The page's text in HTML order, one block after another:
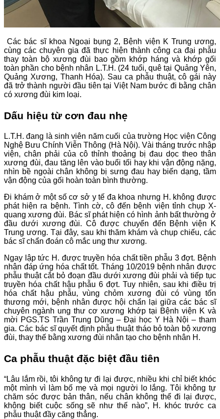
Các bác sĩ khoa Ngoại bụng 2, Bệnh viện K Trung ương,
cùng các chuyên gia đã thực hiện thành công ca đại phẫu
thay toàn bộ xương đùi bao gồm khớp háng và khớp gối
toàn phần cho bệnh nhân L.T.H. (24 tuổi, quê tại Quảng Yên,
Quảng Xương, Thanh Hóa). Sau ca phẫu thuật, cô gái này
đã trở thành người đầu tiên tại Việt Nam bước đi bằng chân
có xương đùi kim loại.
Dấu hiệu từ cơn đau nhẹ
L.T.H. đang là sinh viên năm cuối của trường Học viện Công
Nghệ Bưu Chính Viễn Thông (Hà Nội). Vài tháng trước nhập
viện, chân phải của cô thỉnh thoảng bị đau dọc theo thân
xương đùi, đau tăng lên vào buổi tối hay khi vận động nặng,
nhìn bề ngoài chân không bị sưng đau hay biến dạng, tầm
vận động của gối hoàn toàn bình thường.
Đi khám ở một số cơ sở y tế đa khoa nhưng H. không được
phát hiện ra bệnh. Tình cờ, cô đến bệnh viện tỉnh chụp X-
quang xương đùi. Bác sĩ phát hiện có hình ảnh bất thường ở
đầu dưới xương đùi. Cô được chuyển đến Bệnh viện K
Trung ương. Tại đây, sau khi thăm khám và chụp chiếu, các
bác sĩ chẩn đoán cô mắc ung thư xương.
Ngay lập tức H. được truyền hóa chất tiền phẫu 3 đợt. Bệnh
nhân đáp ứng hóa chất tốt. Tháng 10/2019 bệnh nhân được
phẫu thuật cắt bỏ đoạn đầu dưới xương đùi phải và tiếp tục
truyền hóa chất hậu phẫu 6 đợt. Tuy nhiên, sau khi điều trị
hóa chất hậu phẫu, vùng chỏm xương đùi có vùng tổn
thương mới, bệnh nhân được hội chẩn lại giữa các bác sĩ
chuyên ngành ung thư cơ xương khớp tại Bệnh viện K và
mời PGS.TS Trần Trung Dũng – Đại học Y Hà Nội – tham
gia. Các bác sĩ quyết định phẫu thuật tháo bỏ toàn bộ xương
đùi, thay thế bằng xương đùi nhân tạo cho bệnh nhân H.
Ca phẫu thuật đặc biệt đầu tiên
“Lâu lắm rồi, tôi không tự đi lại được, nhiều khi chỉ biết khóc
một mình vì làm bố mẹ và mọi người lo lắng. Tôi không tự
chăm sóc được bản thân, nếu chân không thể đi lại được,
không biết cuộc sống sẽ như thế nào”, H. khóc trước ca
phẫu thuật đầy căng thẳng.